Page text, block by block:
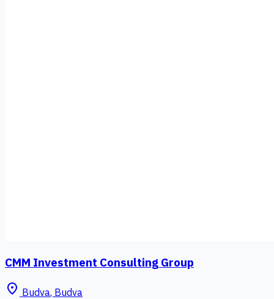
CMM Investment Consulting Group
place Budva, Budva